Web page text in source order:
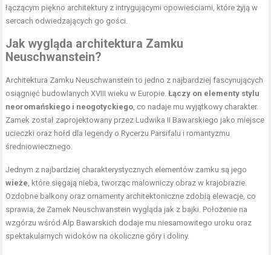
łączącym piękno architektury z intrygującymi opowieściami, które żyją w
sercach odwiedzających go gości.
Jak wygląda architektura Zamku
Neuschwanstein?
Architektura Zamku Neuschwanstein to jedno z najbardziej fascynujących
osiągnięć budowlanych XVIII wieku w Europie.Łączy on elementy stylu
neoromańskiego i neogotyckiego, co nadaje mu wyjątkowy charakter.
Zamek został zaprojektowany przez Ludwika II Bawarskiego jako miejsce
ucieczki oraz hołd dla legendy o Rycerzu Parsifalu i romantyzmu
średniowiecznego.
Jednym z najbardziej charakterystycznych elementów zamku są jego
wieże, które sięgają nieba, tworząc malowniczy obraz w krajobrazie.
Ozdobne balkony oraz ornamenty architektoniczne zdobią elewacje, co
sprawia, że Zamek Neuschwanstein wygląda jak z bajki. Położenie na
wzgórzu wśród Alp Bawarskich dodaje mu niesamowitego uroku oraz
spektakularnych widoków na okoliczne góry i doliny.